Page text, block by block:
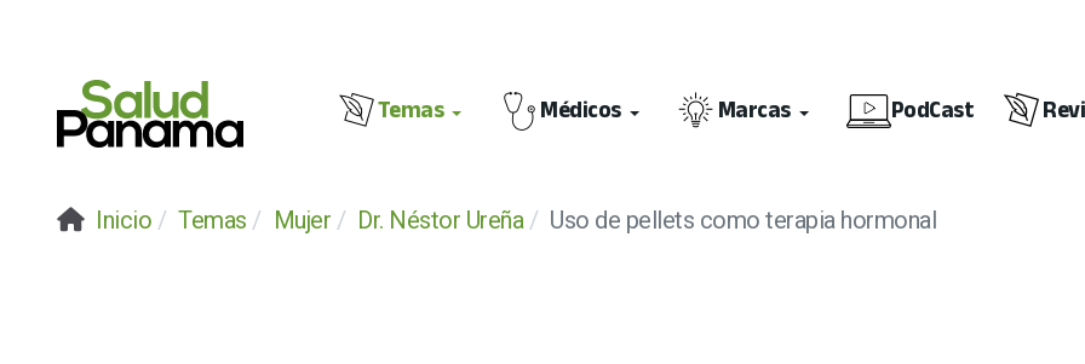
Temas Médicos Marcas PodCast
Inicio Temas Mujer Dr. Néstor Ureña Uso de pellets como terapia hormonal